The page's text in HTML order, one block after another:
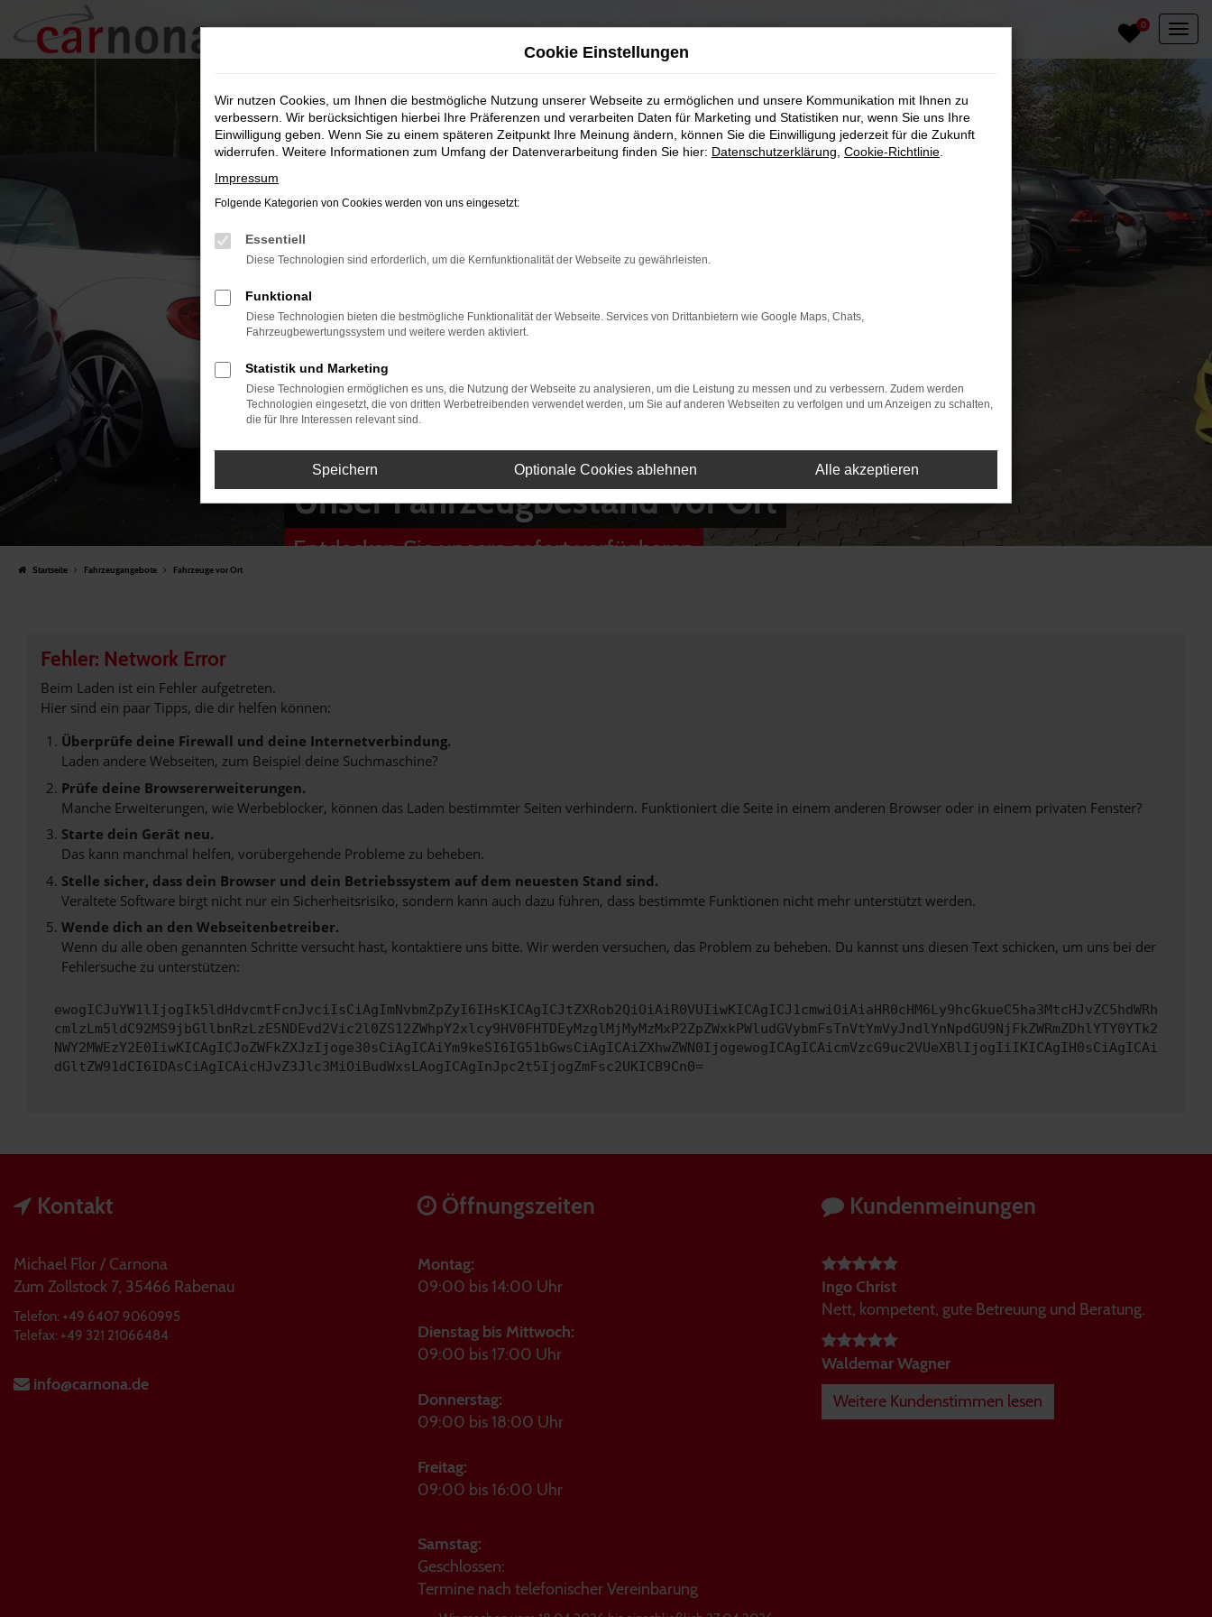
Zum
Hauptinhalt
springen
0
Unser Fahrzeugbestand vor Ort
Entdecken Sie unsere sofort verfügbaren
Startseite Fahrzeugangebote Fahrzeuge vor Ort
Fehler: Network Error
Beim Laden ist ein Fehler aufgetreten.
Hier sind ein paar Tipps, die dir helfen können:
Überprüfe deine Firewall und deine Internetverbindung.
Laden andere Webseiten, zum Beispiel deine Suchmaschine?
Prüfe deine Browsererweiterungen.
Manche Erweiterungen, wie Werbeblocker, können das Laden bestimmter Seiten verhindern. Funktioniert die Seite in einem anderen Browser oder in einem privaten Fenster?
Starte dein Gerät neu.
Das kann manchmal helfen, vorübergehende Probleme zu beheben.
Stelle sicher, dass dein Browser und dein Betriebssystem auf dem neuesten Stand sind.
Veraltete Software birgt nicht nur ein Sicherheitsrisiko, sondern kann auch dazu führen, dass bestimmte Funktionen nicht mehr unterstützt werden.
Wende dich an den Webseitenbetreiber.
Wenn du alle oben genannten Schritte versucht hast, kontaktiere uns bitte. Wir werden versuchen, das Problem zu beheben. Du kannst uns diesen Text schicken, um uns bei der
Fehlersuche zu unterstützen:
ewogICJuYW1lIjogIk5ldHdvcmtFcnJvciIsCiAgImNvbmZpZyI6IHsKICAgICJtZXRob2QiOiAiR0VUIiwKICAgICJ1cmwiOiAiaHR0cHM6Ly9hcGkueC5ha3MtcHJvZC5hdWRh
cmlzLm5ldC92MS9jbGllbnRzLzE5NDEvd2Vic2l0ZS12ZWhpY2xlcy9HV0FHTDEyMzglMjMyMzMxP2ZpZWxkPWludGVybmFsTnVtYmVyJndlYnNpdGU9NjFkZWRmZDhlYTY0YTk2
NWY2MWEzY2E0IiwKICAgICJoZWFkZXJzIjoge30sCiAgICAiYm9keSI6IG51bGwsCiAgICAiZXhwZWN0IjogewogICAgICAicmVzcG9uc2VUeXBlIjogIiIKICAgIH0sCiAgICAi
dGltZW91dCI6IDAsCiAgICAicHJvZ3Jlc3MiOiBudWxsLAogICAgInJpc2t5IjogZmFsc2UKICB9Cn0=
Kontakt
Michael Flor / Carnona
Zum Zollstock 7, 35466 Rabenau
Telefon: +49 6407 9060995
Telefax: +49 321 21066484
info@carnona.de
Öffnungszeiten
Montag:
09:00 bis 14:00 Uhr
Dienstag bis Mittwoch:
09:00 bis 17:00 Uhr
Donnerstag:
09:00 bis 18:00 Uhr
Freitag:
09:00 bis 16:00 Uhr
Samstag:
Geschlossen:
Termine nach telefonischer Vereinbarung
Kundenmeinungen
Ingo Christ
Nett, kompetent, gute Betreuung und Beratung.
Waldemar Wagner
Weitere Kundenstimmen lesen
Cookie Einstellungen
Wir nutzen Cookies, um Ihnen die bestmögliche Nutzung unserer Webseite zu ermöglichen und unsere Kommunikation mit Ihnen zu
verbessern. Wir berücksichtigen hierbei Ihre Präferenzen und verarbeiten Daten für Marketing und Statistiken nur, wenn Sie uns Ihre
Einwilligung geben. Wenn Sie zu einem späteren Zeitpunkt Ihre Meinung ändern, können Sie die Einwilligung jederzeit für die Zukunft
widerrufen. Weitere Informationen zum Umfang der Datenverarbeitung finden Sie hier: Datenschutzerklärung Cookie-Richtlinie
Impressum
Folgende Kategorien von Cookies werden von uns eingesetzt:
Essentiell
Diese Technologien sind erforderlich, um die Kernfunktionalität der Webseite zu gewährleisten.
Funktional
Diese Technologien bieten die bestmögliche Funktionalität der Webseite. Services von Drittanbietern wie Google Maps, Chats,
Fahrzeugbewertungssystem und weitere werden aktiviert.
Statistik und Marketing
Diese Technologien ermöglichen es uns, die Nutzung der Webseite zu analysieren, um die Leistung zu messen und zu verbessern. Zudem werden
Technologien eingesetzt, die von dritten Werbetreibenden verwendet werden, um Sie auf anderen Webseiten zu verfolgen und um Anzeigen zu schalten,
die für Ihre Interessen relevant sind.
Speichern Optionale Cookies ablehnen Alle akzeptieren